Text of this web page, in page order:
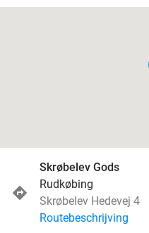
Skrøbelev Gods
Rudkøbing
Skrøbelev Hedevej 4
Routebeschrijving